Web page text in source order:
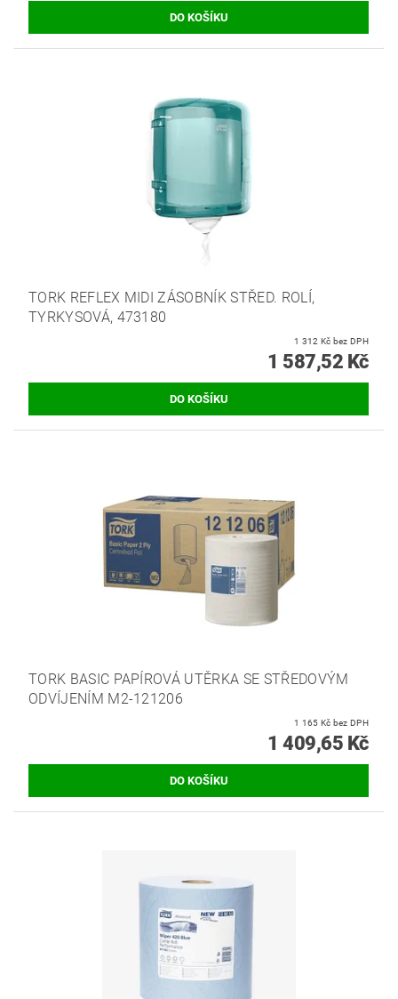
TORK REFLEX MIDI ZÁSOBNÍK STŘED. ROLÍ,
TYRKYSOVÁ, 473180
1 312 Kč bez DPH
1 587,52 Kč
TORK BASIC PAPÍROVÁ UTĚRKA SE STŘEDOVÝM
ODVÍJENÍM M2-121206
1 165 Kč bez DPH
1 409,65 Kč